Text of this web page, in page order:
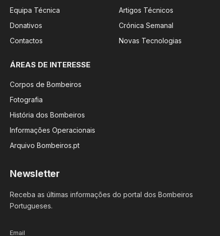
Equipa Técnica
Donativos
Contactos
Artigos Técnicos
Crónica Semanal
Novas Tecnologias
ÁREAS DE INTERESSE
Corpos de Bombeiros
Fotografia
História dos Bombeiros
Informações Operacionais
Arquivo Bombeiros.pt
Newsletter
Receba as últimas informações do portal dos Bombeiros
Portugueses.
Email